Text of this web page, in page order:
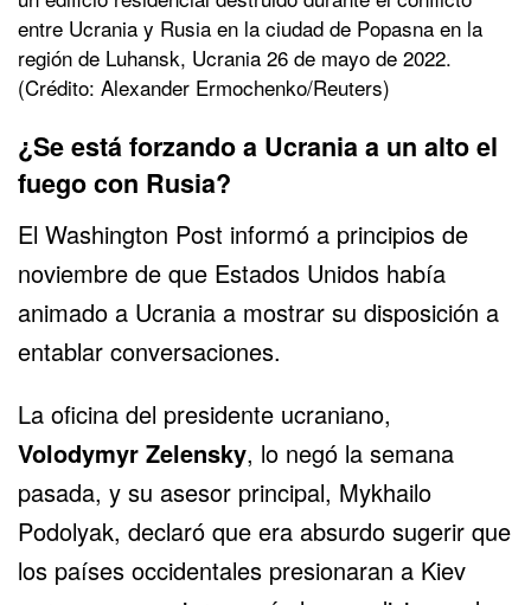
entre Ucrania y Rusia en la ciudad de Popasna en la
región de Luhansk, Ucrania 26 de mayo de 2022.
(Crédito: Alexander Ermochenko/Reuters)
¿Se está forzando a Ucrania a un alto el
fuego con Rusia?
El Washington Post informó a principios de
noviembre de que Estados Unidos había
animado a Ucrania a mostrar su disposición a
entablar conversaciones.
La oficina del presidente ucraniano,
Volodymyr Zelensky, lo negó la semana
pasada, y su asesor principal, Mykhailo
Podolyak, declaró que era absurdo sugerir que
los países occidentales presionaran a Kiev